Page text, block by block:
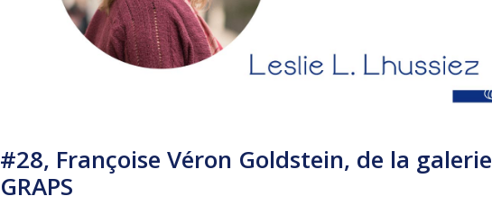
#28, Françoise Véron Goldstein, de la galerie
GRAPS